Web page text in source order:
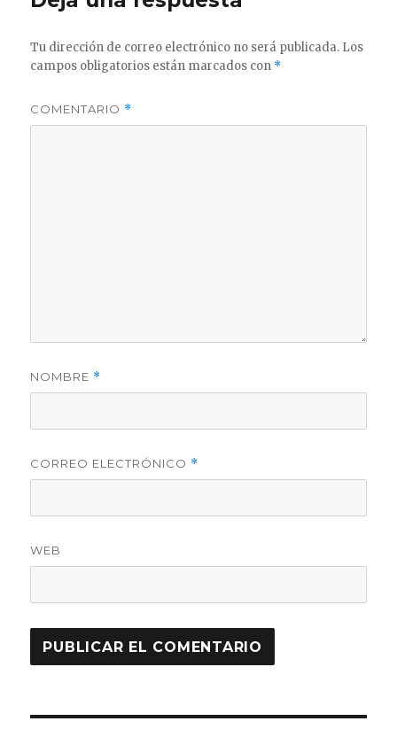
Tu dirección de correo electrónico no será publicada. Los
campos obligatorios están marcados con *
COMENTARIO *
NOMBRE *
CORREO ELECTRÓNICO *
WEB